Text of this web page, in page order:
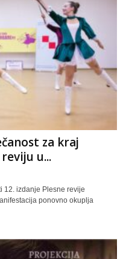
za kraj
u...
12. izdanje Plesne revije
ponovno okuplja